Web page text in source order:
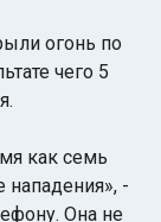
огонь по
чего 5
как семь
нападения», -
Она не